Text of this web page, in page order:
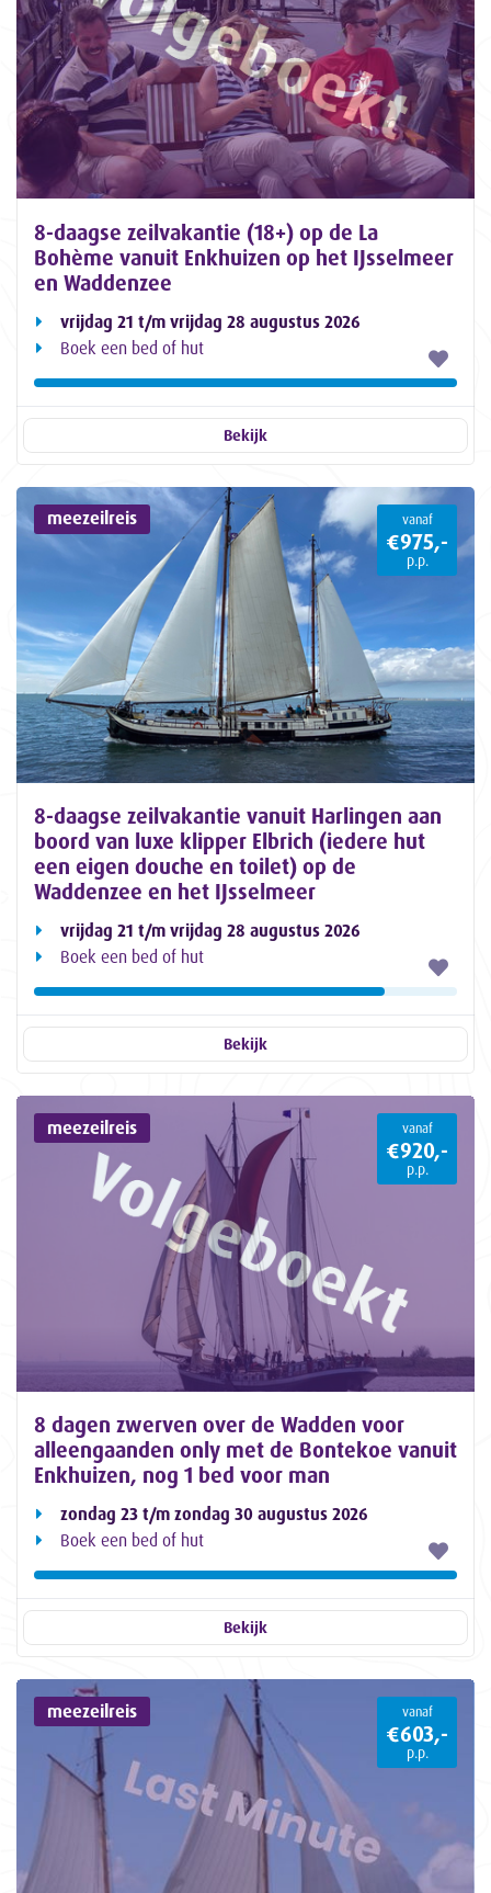
8-daagse zeilvakantie (18+) op de La
Bohème vanuit Enkhuizen op het IJsselmeer
en Waddenzee
vrijdag 21 t/m vrijdag 28 augustus 2026
Boek een bed of hut
Bekijk
meezeilreis vanaf
€975,-
p.p.
8-daagse zeilvakantie vanuit Harlingen aan
boord van luxe klipper Elbrich (iedere hut
een eigen douche en toilet) op de
Waddenzee en het IJsselmeer
vrijdag 21 t/m vrijdag 28 augustus 2026
Boek een bed of hut
Bekijk
meezeilreis vanaf
€920,-
p.p.
8 dagen zwerven over de Wadden voor
alleengaanden only met de Bontekoe vanuit
Enkhuizen, nog 1 bed voor man
zondag 23 t/m zondag 30 augustus 2026
Boek een bed of hut
Bekijk
meezeilreis vanaf
€603,-
p.p.